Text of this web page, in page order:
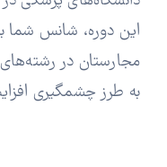
این دوره، شانس شما
مجارستان در
به طرز چشمگیری